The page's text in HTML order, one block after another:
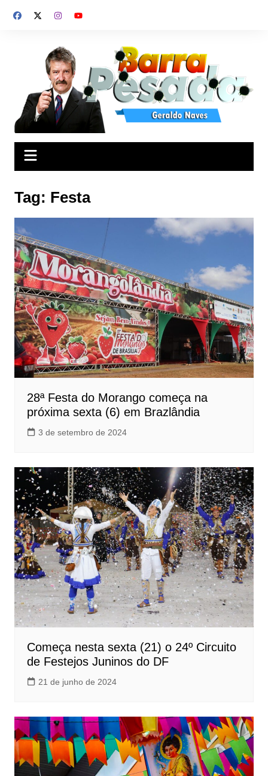
para
Tag: Festa
28ª Festa do Morango começa na
próxima sexta (6) em Brazlândia
3 de setembro de 2024
Começa nesta sexta (21) o 24º Circuito
de Festejos Juninos do DF
21 de junho de 2024